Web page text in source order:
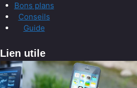
Bons plans
Conseils
Guide
Lien utile